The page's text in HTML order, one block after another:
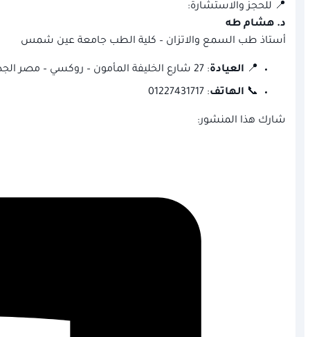
📍 للحجز والاستشارة:
د. هشام طه
أستاذ طب السمع والاتزان – كلية الطب جامعة عين شمس
📍 العيادة: 27 شارع الخليفة المأمون – روكسي – مصر الجديدة
📞 الهاتف: 01227431717
شارك هذا المنشور: